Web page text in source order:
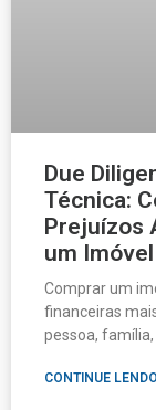
Due
Técnica:
Prejuízos
um Imóvel
Comprar um
financeiras
pessoa,
CONTINUE